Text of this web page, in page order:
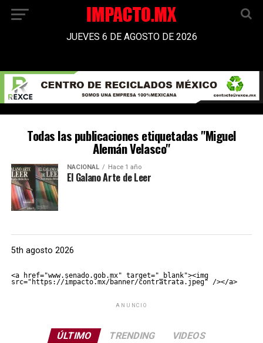
JUEVES 6 DE AGOSTO DE 2026
Todas las publicaciones etiquetadas "Miguel
Alemán Velasco"
NACIONAL Hace 1 año
El Galano Arte de Leer
5th agosto 2026
<a href="www.senado.gob.mx" target="_blank"><img
src="https://impacto.mx/banner/contratrata.jpeg" /></a>
ANUNCIO
ÚLTIMO TRENDING VIDEOS